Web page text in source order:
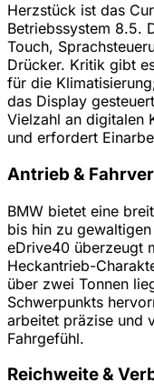
Herzstück ist das
Betriebssystem 8.5.
Touch,
Drücker. Kritik gibt
für die
das Display
Vielzahl an digitalen
und erfordert
Antrieb &
BMW bietet eine
bis hin zu
eDrive40 überzeugt
Heckantrieb-
über zwei Tonnen
Schwerpunkts
arbeitet präzise und
Fahrgefühl.
Reichweite &